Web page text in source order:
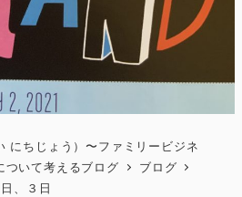
にちじょう）〜ファミリービジネ
ついて考えるブログ
ブログ
、３日